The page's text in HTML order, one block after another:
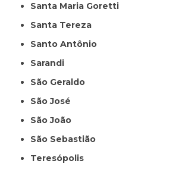
Santa Maria Goretti
Santa Tereza
Santo Antônio
Sarandi
São Geraldo
São José
São João
São Sebastião
Teresópolis